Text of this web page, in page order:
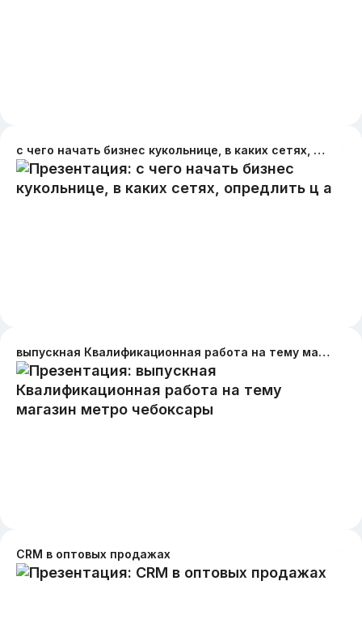
с чего начать бизнес кукольнице, в каких сетях, опредлить ц а
выпускная Квалификационная работа на тему магазин метро чебоксары
CRM в оптовых продажах